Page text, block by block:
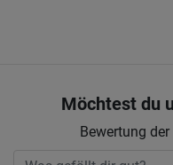
Möchtest du
Bewertung